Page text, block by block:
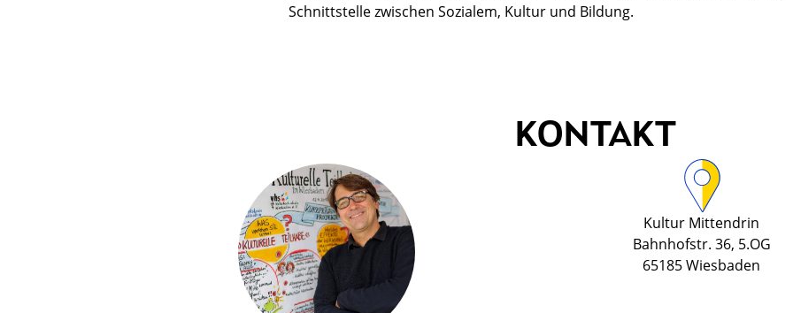
Schnittstelle zwischen Sozialem, Kultur und Bildung.
KONTAKT
Kultur Mittendrin
Bahnhofstr. 36, 5.OG
65185 Wiesbaden